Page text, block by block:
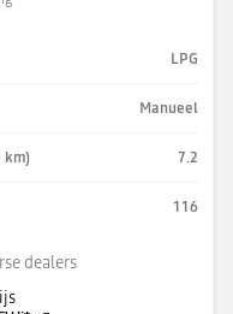
LPG
Manueel
km) 7.2
116
dealers